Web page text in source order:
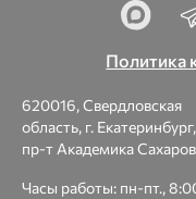
Политика
620016, Свердловская
область, г. Екатеринбург,
пр-т Академика
Часы работы: пн-пт.,